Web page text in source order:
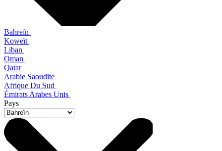
Bahreïn
Koweït
Liban
Oman
Qatar
Arabie Saoudite
Afrique Du Sud
Émirats Arabes Unis
Pays